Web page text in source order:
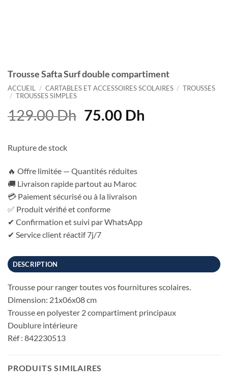
Trousse Safta Surf double compartiment
ACCUEIL / CARTABLES ET ACCESSOIRES SCOLAIRES / TROUSSES
/ TROUSSES SIMPLES
129.00Dh Le
129.00 Dh.
75.00 DhLe
Rupture de stock
🔥 Offre limitée — Quantités réduites
🚚 Livraison rapide partout au Maroc
💳 Paiement sécurisé ou à la livraison
✅ Produit vérifié et conforme
✔ Confirmation et suivi par WhatsApp
✔ Service client réactif 7j/7
DESCRIPTION
Trousse pour ranger toutes vos fournitures scolaires.
Dimension: 21x06x08 cm
Trousse en polyester 2 compartiment principaux
Doublure intérieure
Réf : 842230513
PRODUITS SIMILAIRES